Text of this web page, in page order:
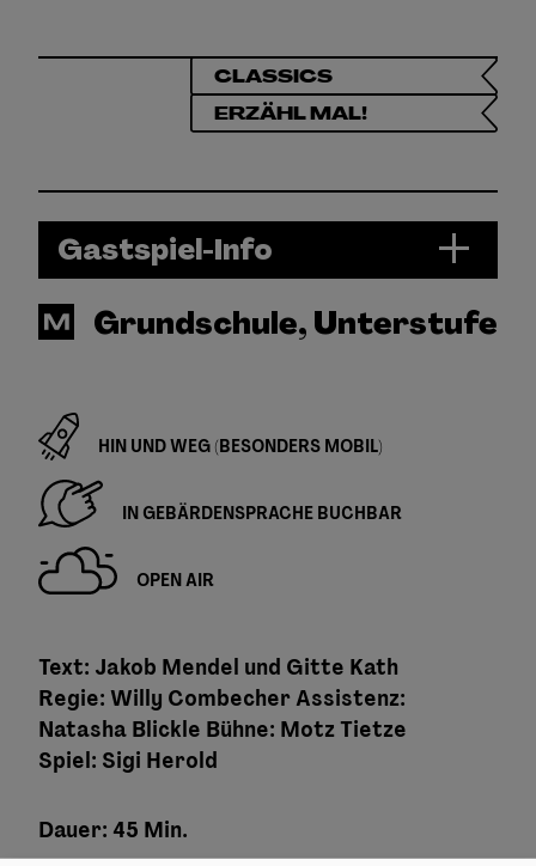
CLASSICS
ERZÄHL MAL!
Gastspiel-Info
Grundschule, Unterstufe
HIN UND WEG (BESONDERS MOBIL)
IN GEBÄRDENSPRACHE BUCHBAR
OPEN AIR
Text: Jakob Mendel und Gitte Kath
Regie: Willy Combecher Assistenz:
Natasha Blickle Bühne: Motz Tietze
Spiel: Sigi Herold
Dauer: 45 Min.